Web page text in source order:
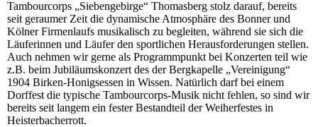
Tambourcorps „Siebengebirge“ Thomasberg stolz darauf, bereits
seit geraumer Zeit die dynamische Atmosphäre des Bonner und
Kölner Firmenlaufs musikalisch zu begleiten, während sie sich die
Läuferinnen und Läufer den sportlichen Herausforderungen stellen.
Auch nehmen wir gerne als Programmpunkt bei Konzerten teil wie
z.B. beim Jubiläumskonzert des der Bergkapelle „Vereinigung“
1904 Birken-Honigsessen in Wissen. Natürlich darf bei einem
Dorffest die typische Tambourcorps-Musik nicht fehlen, so sind wir
bereits seit langem ein fester Bestandteil der Weiherfestes in
Heisterbacherrott.